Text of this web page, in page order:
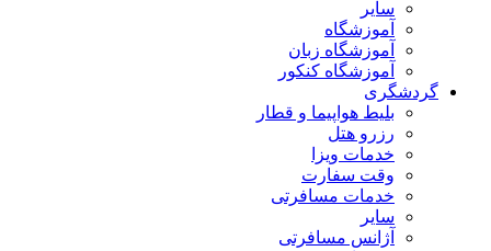
سایر
آموزشگاه
آموزشگاه زبان
آموزشگاه کنکور
گردشگری
بلیط هواپیما و قطار
رزرو هتل
خدمات ویزا
وقت سفارت
خدمات مسافرتی
سایر
آژانس مسافرتی